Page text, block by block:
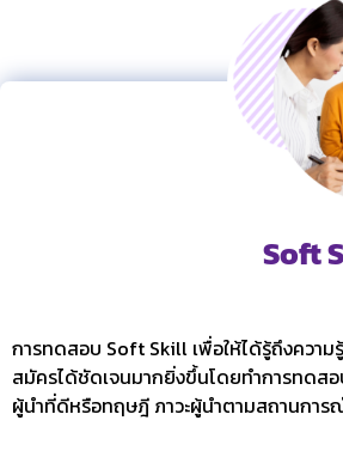
Soft
การทดสอบ Soft Skill เพื่อให้ได้รู้ถึงควา
สมัครได้ชัดเจนมากยิ่งขึ้นโดยทำการทดสอ
ผู้นำที่ดีหรือทฤษฎี ภาวะผู้นำตามสถานกา